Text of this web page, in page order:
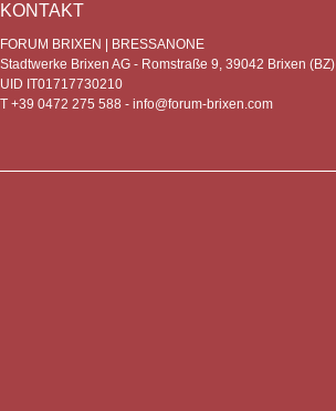
KONTAKT
FORUM BRIXEN | BRESSANONE
Stadtwerke Brixen AG - Romstraße 9, 39042 Brixen (BZ)
UID IT01717730210
T +39 0472 275 588 - info@forum-brixen.com